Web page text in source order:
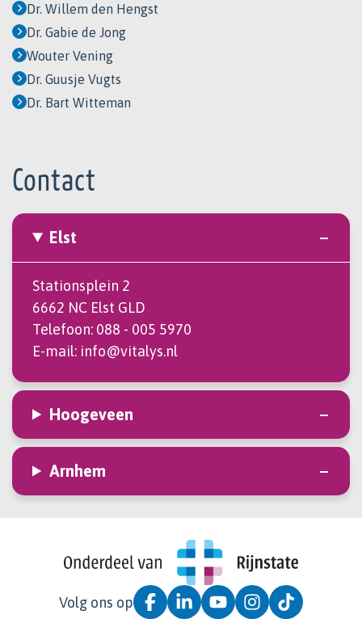
Dr. Willem den Hengst
Dr. Gabie de Jong
Wouter Vening
Dr. Guusje Vugts
Dr. Bart Witteman
Contact
Elst
Stationsplein 2
6662 NC Elst GLD
Telefoon: 088 - 005 5970
E-mail: info@vitalys.nl
Hoogeveen
Arnhem
Volg ons op